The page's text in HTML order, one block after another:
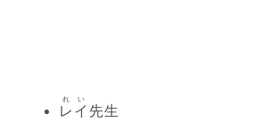
レイ
れい
先生